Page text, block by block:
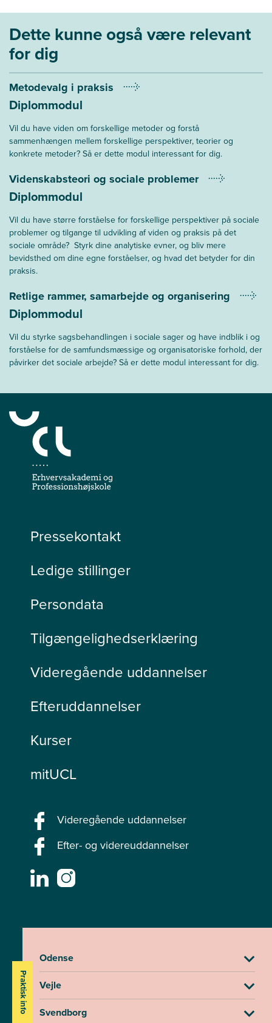
Dette kunne også være relevant
for dig
Metodevalg i praksis
Diplommodul
Vil du have viden om forskellige metoder og forstå
sammenhængen mellem forskellige perspektiver, teorier og
konkrete metoder? Så er dette modul interessant for dig.
Videnskabsteori og sociale problemer
Diplommodul
Vil du have større forståelse for forskellige perspektiver på sociale
problemer og tilgange til udvikling af viden og praksis på det
sociale område? Styrk dine analytiske evner, og bliv mere
bevidsthed om dine egne forståelser, og hvad det betyder for din
praksis.
Retlige rammer, samarbejde og organisering
Diplommodul
Vil du styrke sagsbehandlingen i sociale sager og have indblik i og
forståelse for de samfundsmæssige og organisatoriske forhold, der
påvirker det sociale arbejde? Så er dette modul interessant for dig.
Pressekontakt
Ledige stillinger
Persondata
Tilgængelighedserklæring
Videregående uddannelser
Efteruddannelser
Kurser
mitUCL
Videregående uddannelser
Efter- og videreuddannelser
Praktisk info
Odense
Vejle
Svendborg